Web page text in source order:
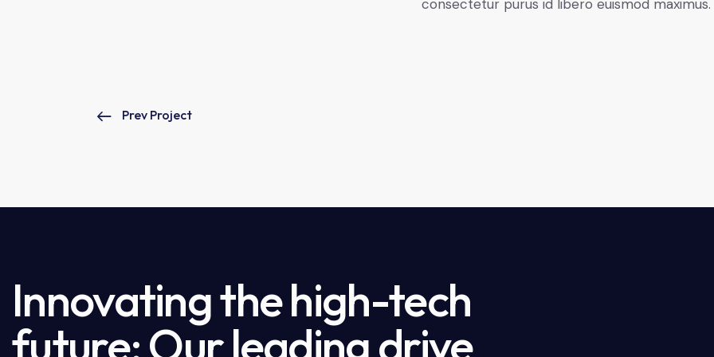
consectetur purus id libero euismod maximus.
Prev Project
Innovating the high-tech
future: Our leading drive